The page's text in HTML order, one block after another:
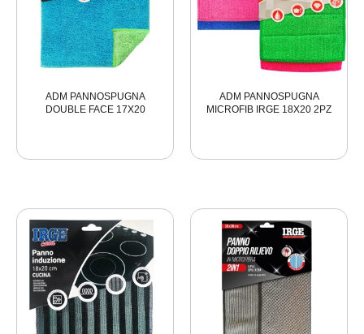
ADM PANNOSPUGNA
DOUBLE FACE 17X20
ADM PANNOSPUGNA
MICROFIB IRGE 18X20 2PZ